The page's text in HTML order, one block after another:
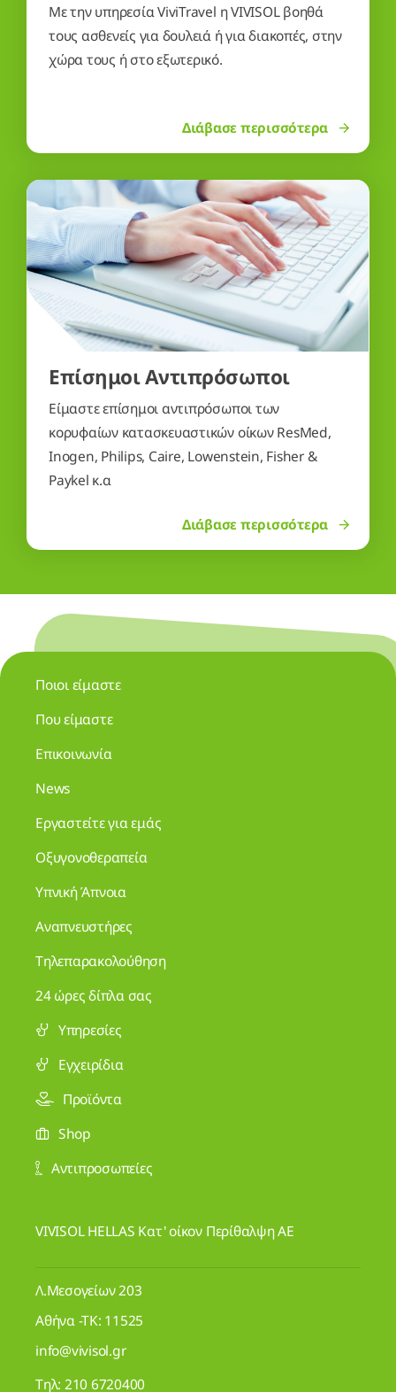
Με την υπηρεσία ViviTravel η VIVISOL βοηθά
τους ασθενείς για δουλειά ή για διακοπές, στην
χώρα τους ή στο εξωτερικό.
Διάβασε περισσότερα
Επίσημοι Αντιπρόσωποι
Είμαστε επίσημοι αντιπρόσωποι των
κορυφαίων κατασκευαστικών οίκων ResMed,
Inogen, Philips, Caire, Lowenstein, Fisher &
Paykel κ.α
Διάβασε περισσότερα
Ποιοι είμαστε
Που είμαστε
Επικοινωνία
News
Εργαστείτε για εμάς
Οξυγονοθεραπεία
Υπνική Άπνοια
Αναπνευστήρες
Τηλεπαρακολούθηση
24 ώρες δίπλα σας
Υπηρεσίες
Εγχειρίδια
Προϊόντα
Shop
Αντιπροσωπείες
VIVISOL HELLAS Κατ' οίκον Περίθαλψη ΑΕ
Λ.Μεσογείων 203
Αθήνα -ΤΚ: 11525
info@vivisol.gr
Τηλ: 210 6720400